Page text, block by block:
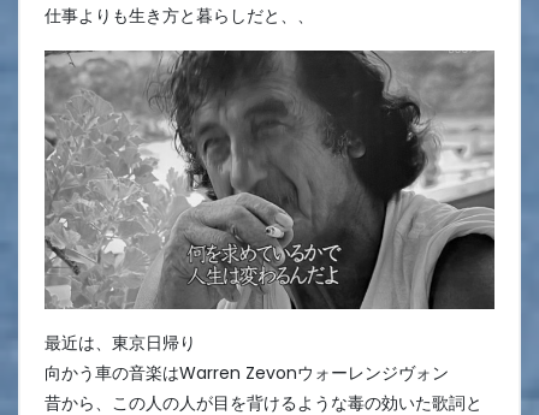
仕事よりも生き方と暮らしだと、、
最近は、東京日帰り
向かう車の音楽はWarren Zevonウォーレンジヴォン
昔から、この人の人が目を背けるような毒の効いた歌詞と